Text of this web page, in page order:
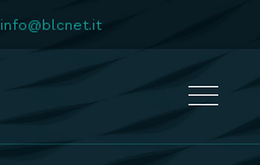
info@blcnet.it